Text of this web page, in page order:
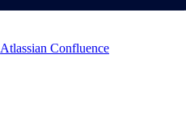
Atlassian Confluence